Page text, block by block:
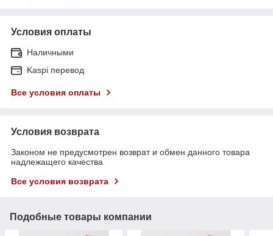
Условия оплаты
Наличными
Kaspi перевод
Все условия оплаты
Условия возврата
Законом не предусмотрен возврат и обмен данного товара
надлежащего качества
Все условия возврата
Подобные товары компании